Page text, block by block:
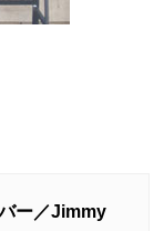
ー／Jimmy